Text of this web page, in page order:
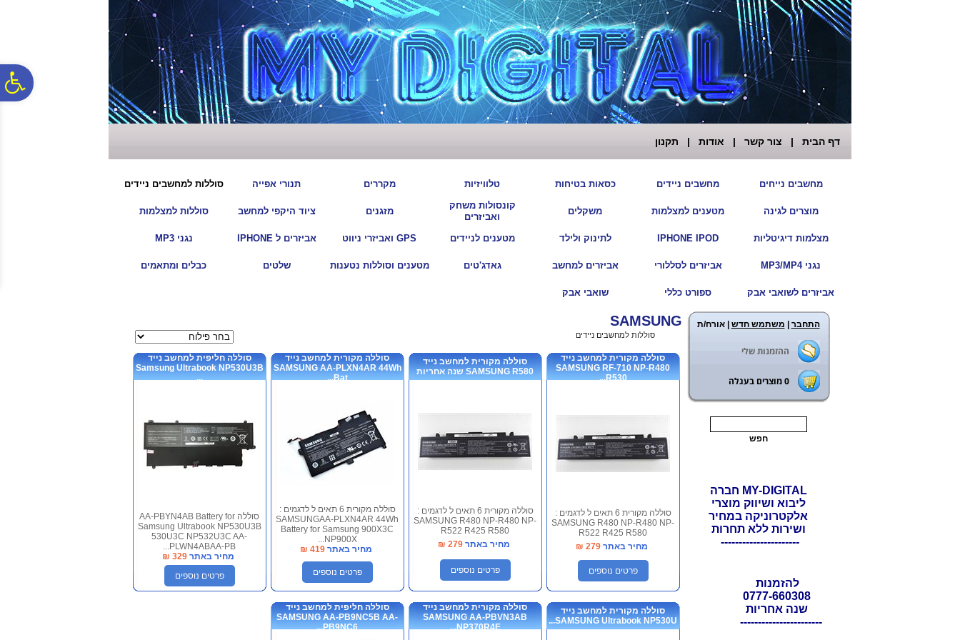
נגישות
אתר
המרכזי
דף הבית | צור קשר | אודות | תקנון
מחשבים נייחים מחשבים ניידים כסאות בטיחות טלוויזיות מקררים תנורי אפייה סוללות למחשבים ניידים
מוצרים לגינה מטענים למצלמות משקלים
קונסולות משחק
ואביזרים
מזגנים ציוד היקפי למחשב סוללות למצלמות
מצלמות דיגיטליות IPHONE IPOD לתינוק ולילד מטענים לניידים GPS ואביזרי ניווט אביזרים ל IPHONE נגני MP3
נגני MP3/MP4 אביזרים לסללורי אביזרים למחשב גאדג'טים מטענים וסוללות נטענות שלטים כבלים ומתאמים
אביזרים לשואבי אבק ספורט כללי שואבי אבק
SAMSUNG
סוללות למחשבים ניידים
סוללה מקורית למחשב נייד
SAMSUNG RF-710 NP-R480
R530...
סוללה מקורית 6 תאים ל לדגמים :
SAMSUNG R480 NP-R480 NP-
R522 R425 R580
מחיר באתר 279
₪
פרטים נוספים
סוללה מקורית למחשב נייד
SAMSUNG R580 שנה אחריות
סוללה מקורית 6 תאים ל לדגמים :
SAMSUNG R480 NP-R480 NP-
R522 R425 R580
מחיר באתר 279
₪
פרטים נוספים
סוללה מקורית למחשב נייד
SAMSUNG AA-PLXN4AR 44Wh
Bat...
סוללה מקורית 6 תאים ל לדגמים :
SAMSUNGAA-PLXN4AR 44Wh
Battery for Samsung 900X3C
NP900X...
מחיר באתר 419
₪
פרטים נוספים
סוללה חליפית למחשב נייד
Samsung Ultrabook NP530U3B
...
סוללה AA-PBYN4AB Battery for
Samsung Ultrabook NP530U3B
530U3C NP532U3C AA-
PLWN4ABAA-PB...
מחיר באתר 329
₪
פרטים נוספים
סוללה מקורית למחשב נייד
SAMSUNG Ultrabook NP530U...
סוללה מקורית למחשב נייד
SAMSUNG AA-PBVN3AB
NP370R4E...
סוללה חליפית למחשב נייד
SAMSUNG AA-PB9NC5B AA-
PB9NC6...
התחבר משתמש חדש | אורח/ת
ההזמנות שלי
0מוצרים בעגלה
MY-DIGITAL חברה
ליבוא ושיווק מוצרי
אלקטרוניקה במחיר
ושירות ללא תחרות
----------------------
להזמנות
שנה אחריות
-----------------------